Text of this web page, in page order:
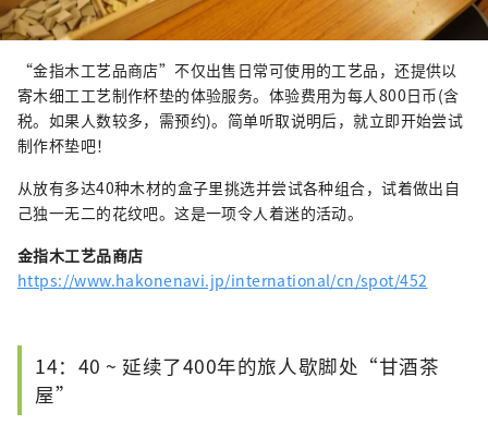
“金指木工艺品商店”不仅出售日常可使用的工艺品，还提供以
寄木细工工艺制作杯垫的体验服务。体验费用为每人800日币(含
税。如果人数较多，需预约)。简单听取说明后，就立即开始尝试
制作杯垫吧！
从放有多达40种木材的盒子里挑选并尝试各种组合，试着做出自
己独一无二的花纹吧。这是一项令人着迷的活动。
金指木工艺品商店
https://www.hakonenavi.jp/international/cn/spot/452
14：40 ~ 延续了400年的旅人歇脚处“甘酒茶
屋”